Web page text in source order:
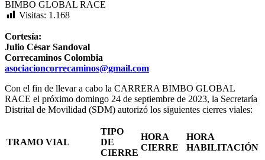
Visitas: 1.168
Cortesía:
Julio César Sandoval
Correcaminos Colombia
asociacioncorrecaminos@gmail.com
Con el fin de llevar a cabo la CARRERA BIMBO GLOBAL
RACE el próximo domingo 24 de septiembre de 2023, la Secretaría
Distrital de Movilidad (SDM) autorizó los siguientes cierres viales:
TRAMO VIAL
TIPO
DE
CIERRE
HORA
CIERRE
HORA
HABILITACIÓN